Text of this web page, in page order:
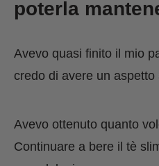
poterla
Avevo quasi finito il mio
credo di avere un
Avevo ottenuto quanto
Continuare a bere il tè